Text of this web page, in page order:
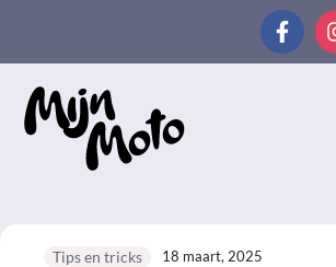
de
inhoud
Tips en tricks 18 maart, 2025